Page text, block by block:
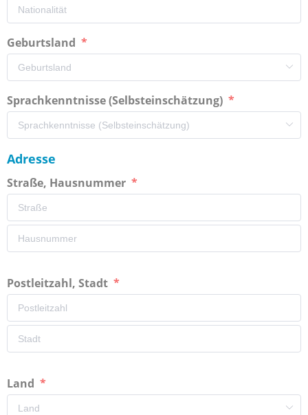
Geburtsland
Sprachkenntnisse (Selbsteinschätzung)
Adresse
Straße, Hausnummer
Postleitzahl, Stadt
Land